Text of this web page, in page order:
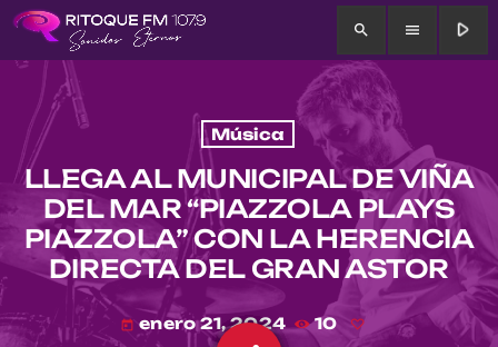
search menu play_arrow
Música
LLEGA AL MUNICIPAL DE VIÑA
DEL MAR “PIAZZOLA PLAYS
PIAZZOLA” CON LA HERENCIA
DIRECTA DEL GRAN ASTOR
today enero 21, 2024 10